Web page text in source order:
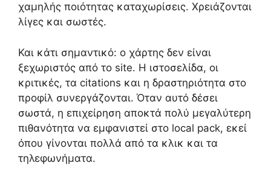
χαμηλής ποιότητας καταχωρίσεις. Χρειάζονται
λίγες και σωστές.
Και κάτι σημαντικό: ο χάρτης δεν είναι
ξεχωριστός από το site. Η ιστοσελίδα, οι
κριτικές, τα citations και η δραστηριότητα στο
προφίλ συνεργάζονται. Όταν αυτό δέσει
σωστά, η επιχείρηση αποκτά πολύ μεγαλύτερη
πιθανότητα να εμφανιστεί στο local pack, εκεί
όπου γίνονται πολλά από τα κλικ και τα
τηλεφωνήματα.